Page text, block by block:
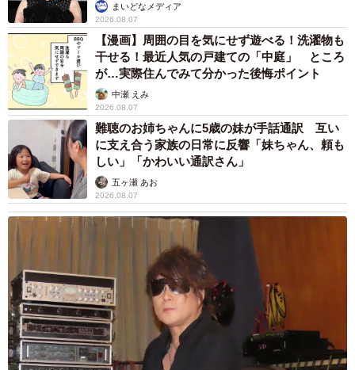
まいどなメディア
2026.08.07
【漫画】周囲の目を気にせず遊べる！洗濯物も
干せる！最近人気の戸建ての「中庭」 ところ
が…実際住んでみて分かった後悔ポイント
中瀬 えみ
2026.08.07
難聴のお姉ちゃんに5歳の妹が手話通訳 互い
に支え合う家族の日常に反響「妹ちゃん、頼も
しい」「かわいい通訳さん」
五ヶ瀬 あお
2026.08.07